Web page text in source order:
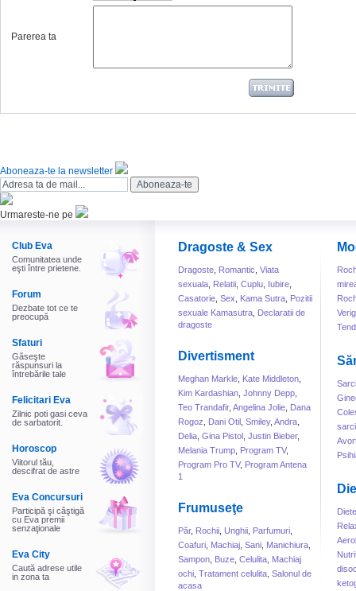
Parerea ta
Aboneaza-te la newsletter
Urmareste-ne pe
Club Eva
Comunitatea unde
eşti între prietene.
Forum
Dezbate tot ce te
preocupă
Sfaturi
Găseşte
răspunsuri la
întrebările tale
Felicitari Eva
Zilnic poti gasi ceva
de sarbatorit.
Horoscop
Viitorul tău,
descifrat de astre
Eva Concursuri
Participă şi câştigă
cu Eva premii
senzaţionale
Eva City
Caută adrese utile
in zona ta
Dragoste & Sex
Dragoste Romantic Viata
sexuala Relatii Cuplu Iubire
Casatorie Sex Kama Sutra Pozitii
sexuale Kamasutra Declaratii de
dragoste
Divertisment
Meghan Markle Kate Middleton
Kim Kardashian Johnny Depp
Teo Trandafir, Angelina Jolie Dana
Rogoz
Dani Otil Smiley, Andra
Delia Gina Pistol Justin Bieber,
Melania Trump Program TV,
Program Pro TV, Program Antena
1
Frumuseţe
Păr, Rochii Unghii Parfumuri
Coafuri Machiaj Sani Manichiura
Sampon Buze Celulita Machiaj
ochi Tratament celulita Salonul de
acasa
Diete